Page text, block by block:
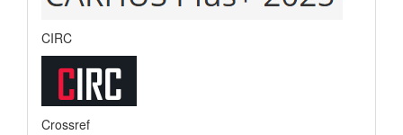
CIRC
Crossref